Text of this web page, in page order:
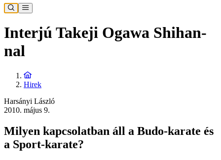
Interjú Takeji Ogawa Shihan-
nal
Hirek
Harsányi László
2010. május 9.
Milyen kapcsolatban áll a Budo-karate és
a Sport-karate?